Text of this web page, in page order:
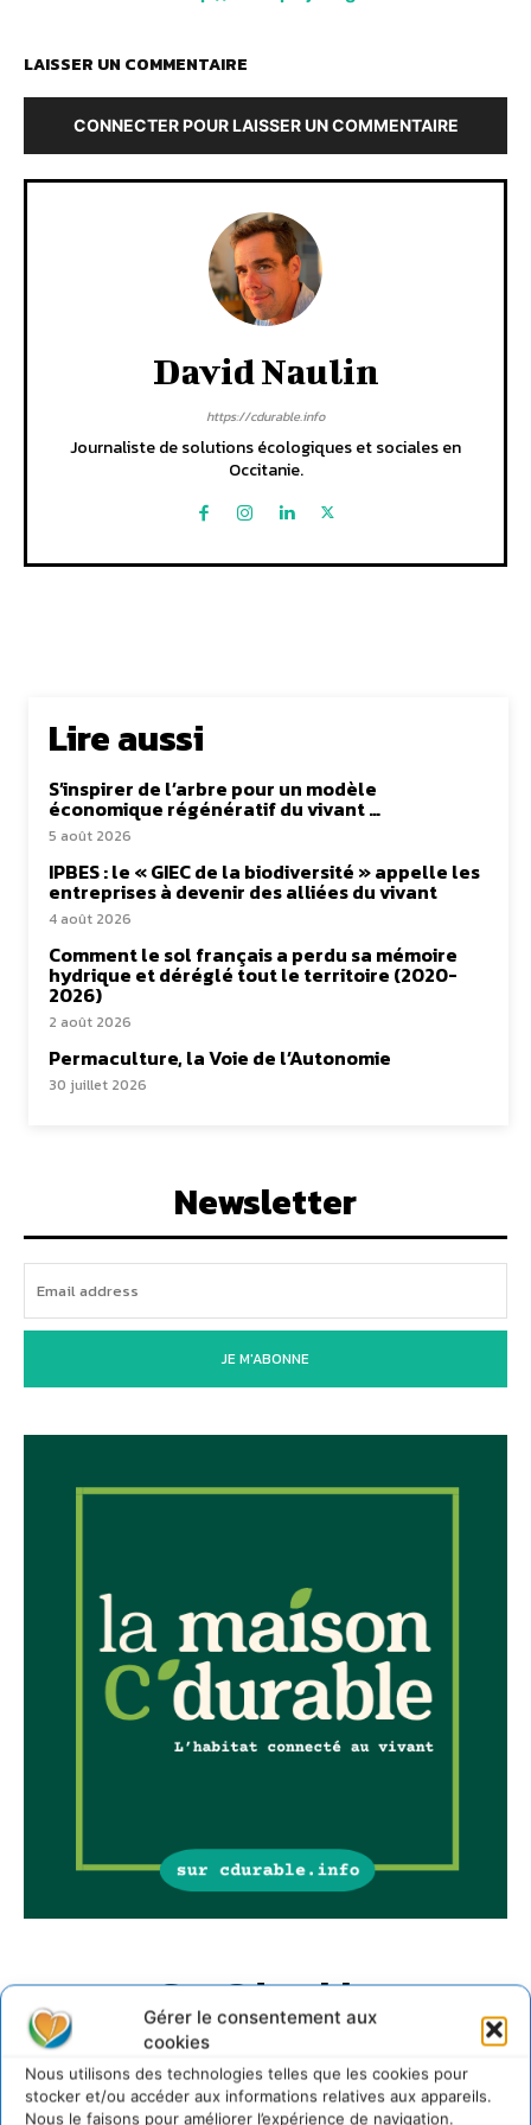
Gérer le consentement aux
cookies
Nous utilisons des technologies telles que les cookies pour
stocker et/ou accéder aux informations relatives aux appareils.
Nous le faisons pour améliorer l’expérience de navigation.
LAISSER UN COMMENTAIRE
CONNECTER POUR LAISSER UN COMMENTAIRE
David Naulin
https://cdurable.info
Journaliste de solutions écologiques et sociales en
Occitanie.
Lire aussi
S’inspirer de l’arbre pour un modèle
économique régénératif du vivant …
5 août 2026
IPBES : le « GIEC de la biodiversité » appelle les
entreprises à devenir des alliées du vivant
4 août 2026
Comment le sol français a perdu sa mémoire
hydrique et déréglé tout le territoire (2020-
2026)
2 août 2026
Permaculture, la Voie de l’Autonomie
30 juillet 2026
Newsletter
JE M'ABONNE
Sur Cdurable
Comment le sol français a perdu sa mémoire
hydrique et déréglé tout le territoire (2020-2026)
2 août 2026